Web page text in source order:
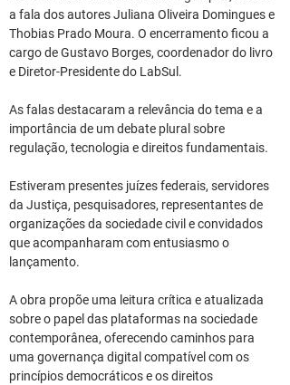
a fala dos autores Juliana Oliveira Domingues e
Thobias Prado Moura. O encerramento ficou a
cargo de Gustavo Borges, coordenador do livro
e Diretor-Presidente do LabSul.
As falas destacaram a relevância do tema e a
importância de um debate plural sobre
regulação, tecnologia e direitos fundamentais.
Estiveram presentes juízes federais, servidores
da Justiça, pesquisadores, representantes de
organizações da sociedade civil e convidados
que acompanharam com entusiasmo o
lançamento.
A obra propõe uma leitura crítica e atualizada
sobre o papel das plataformas na sociedade
contemporânea, oferecendo caminhos para
uma governança digital compatível com os
princípios democráticos e os direitos